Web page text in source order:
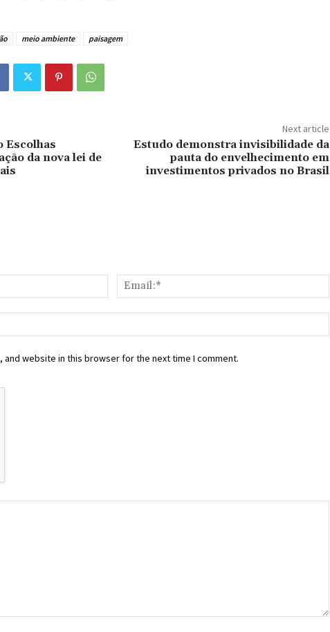
meio ambiente paisagem
Escolhas
da nova lei de
Next article
Estudo demonstra invisibilidade da
pauta do envelhecimento em
investimentos privados no Brasil
Name:*
and website in this browser for the next time I comment.